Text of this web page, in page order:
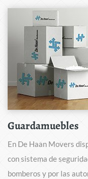
Guardamuebles
En De Haan Movers
con sistema de
bomberos y por las